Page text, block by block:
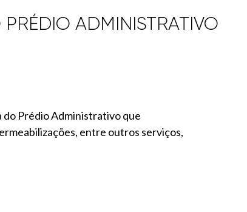
ADMINISTRATIVO
do Prédio Administrativo que
entre outros serviços,